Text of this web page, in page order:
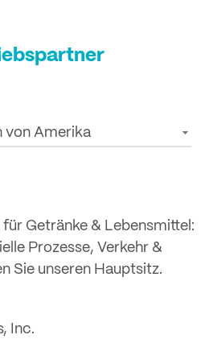
von Amerika
für Getränke & Lebensmittel:
Prozesse, Verkehr &
Sie unseren Hauptsitz.
Inc.